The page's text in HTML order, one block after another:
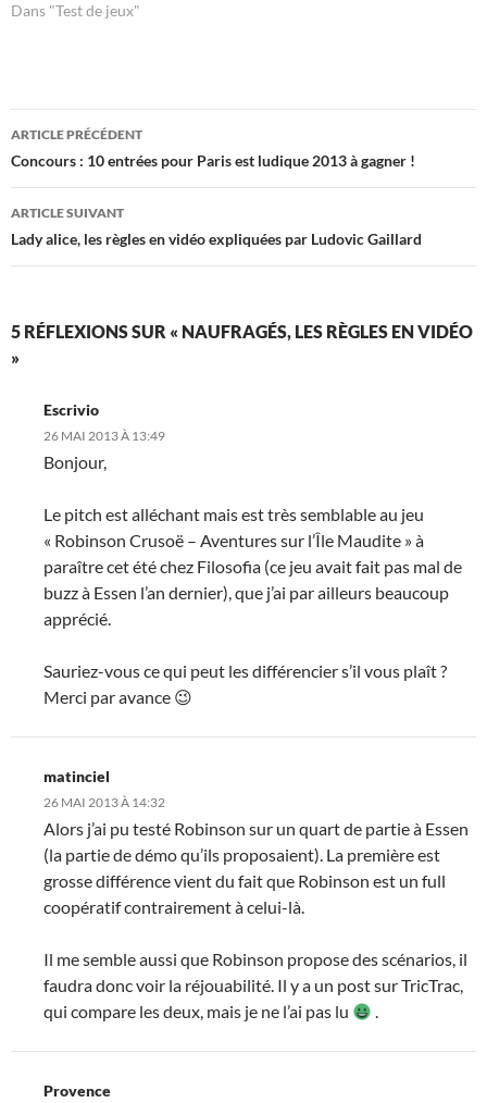
Dans "Test de jeux"
Navigation
des
articles
ARTICLE PRÉCÉDENT
Concours : 10 entrées pour Paris est ludique 2013 à gagner !
ARTICLE SUIVANT
Lady alice, les règles en vidéo expliquées par Ludovic Gaillard
5 RÉFLEXIONS SUR « NAUFRAGÉS, LES RÈGLES EN VIDÉO
»
Escrivio
26 MAI 2013 À 13:49
Bonjour,
Le pitch est alléchant mais est très semblable au jeu
« Robinson Crusoë – Aventures sur l’Île Maudite » à
paraître cet été chez Filosofia (ce jeu avait fait pas mal de
buzz à Essen l’an dernier), que j’ai par ailleurs beaucoup
apprécié.
Sauriez-vous ce qui peut les différencier s’il vous plaît ?
Merci par avance 😉
matinciel
26 MAI 2013 À 14:32
Alors j’ai pu testé Robinson sur un quart de partie à Essen
(la partie de démo qu’ils proposaient). La première est
grosse différence vient du fait que Robinson est un full
coopératif contrairement à celui-là.
Il me semble aussi que Robinson propose des scénarios, il
faudra donc voir la réjouabilité. Il y a un post sur TricTrac,
qui compare les deux, mais je ne l’ai pas lu
.
Provence